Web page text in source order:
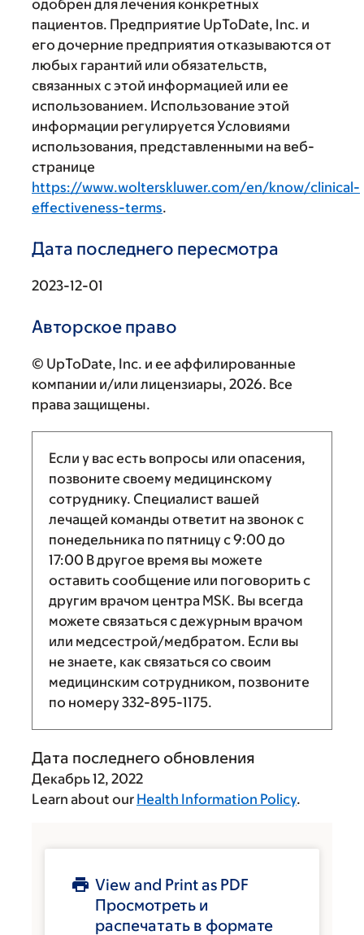
одобрен для лечения конкретных
пациентов. Предприятие UpToDate, Inc. и
его дочерние предприятия отказываются от
любых гарантий или обязательств,
связанных с этой информацией или ее
использованием. Использование этой
информации регулируется Условиями
использования, представленными на веб-
странице
https://www.wolterskluwer.com/en/know/clinical-
effectiveness-terms.
Дата последнего пересмотра
2023-12-01
Авторское право
© UpToDate, Inc. и ее аффилированные
компании и/или лицензиары, 2026. Все
права защищены.
Если у вас есть вопросы или опасения,
позвоните своему медицинскому
сотруднику. Специалист вашей
лечащей команды ответит на звонок с
понедельника по пятницу с9:00 до
17:00 В другое время вы можете
оставить сообщение или поговорить с
другим врачом центра MSK. Вы всегда
можете связаться с дежурным врачом
или медсестрой/медбратом. Если вы
не знаете, как связаться со своим
медицинским сотрудником, позвоните
по номеру332-895-1175.
Дата последнего обновления
Декабрь 12, 2022
Learn about our Health Information Policy.
View and Print as PDF
Просмотреть и
распечатать в формате